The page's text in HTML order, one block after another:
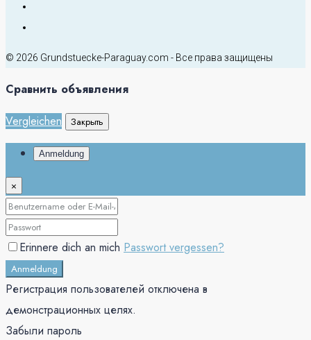
© 2026 Grundstuecke-Paraguay.com - Все права защищены
Сравнить объявления
Vergleichen
Закрыть
Anmeldung
×
Erinnere dich an mich Passwort vergessen?
Anmeldung
Регистрация пользователей отключена в
демонстрационных целях.
Забыли пароль